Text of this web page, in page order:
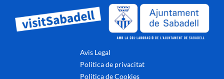
Avis Legal
Politica de privacitat
Politica de Cookies